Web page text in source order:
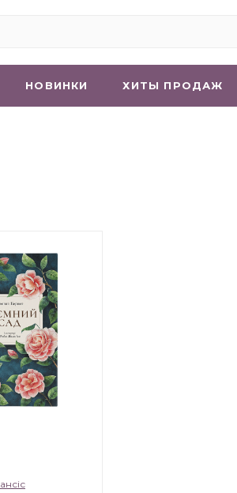
НОВИНКИ ХИТЫ ПРОДАЖ